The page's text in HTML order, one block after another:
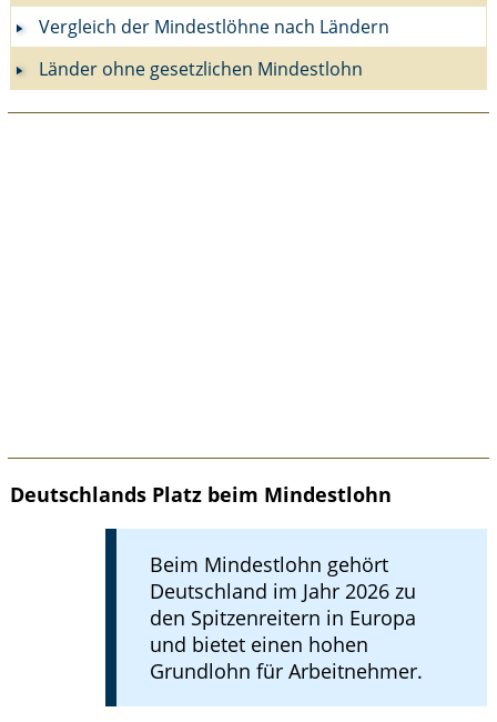
Vergleich der Mindestlöhne nach Ländern
Länder ohne gesetzlichen Mindestlohn
Deutschlands Platz beim Mindestlohn
Beim Mindestlohn gehört
Deutschland im Jahr 2026 zu
den Spitzenreitern in Europa
und bietet einen hohen
Grundlohn für Arbeitnehmer.